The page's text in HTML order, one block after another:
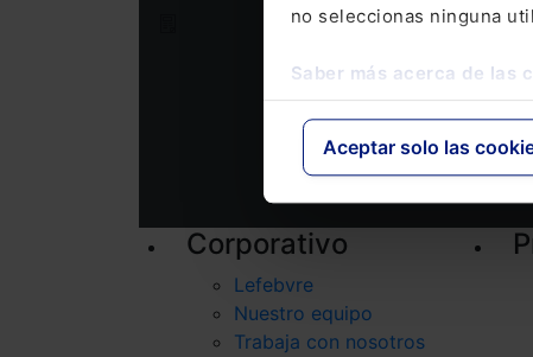
no seleccionas ninguna
Saber más acerca de las
Aceptar solo las
Suscríbete a nuestra
Consulta la
Corporativo
Lefebvre
Nuestro equipo
Trabaja con nosotros